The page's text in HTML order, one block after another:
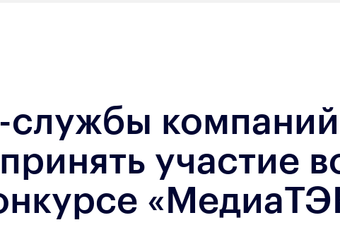
службы
участие